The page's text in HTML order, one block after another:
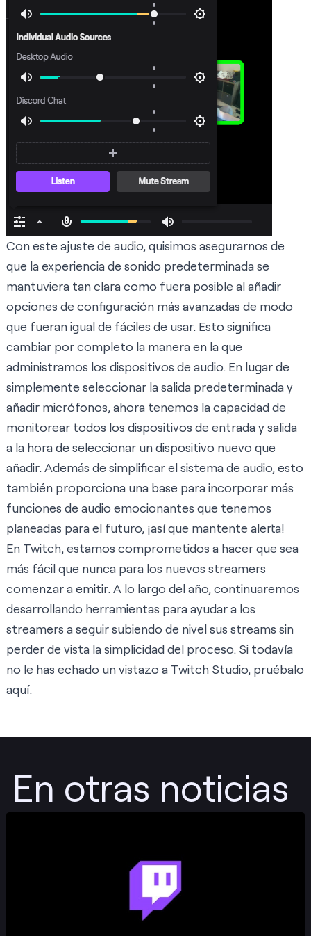
Con este ajuste de audio, quisimos asegurarnos de
que la experiencia de sonido predeterminada se
mantuviera tan clara como fuera posible al añadir
opciones de configuración más avanzadas de modo
que fueran igual de fáciles de usar. Esto significa
cambiar por completo la manera en la que
administramos los dispositivos de audio. En lugar de
simplemente seleccionar la salida predeterminada y
añadir micrófonos, ahora tenemos la capacidad de
monitorear todos los dispositivos de entrada y salida
a la hora de seleccionar un dispositivo nuevo que
añadir. Además de simplificar el sistema de audio, esto
también proporciona una base para incorporar más
funciones de audio emocionantes que tenemos
planeadas para el futuro, ¡así que mantente alerta!
En Twitch, estamos comprometidos a hacer que sea
más fácil que nunca para los nuevos streamers
comenzar a emitir. A lo largo del año, continuaremos
desarrollando herramientas para ayudar a los
streamers a seguir subiendo de nivel sus streams sin
perder de vista la simplicidad del proceso. Si todavía
no le has echado un vistazo a Twitch Studio, pruébalo
aquí.
En otras noticias